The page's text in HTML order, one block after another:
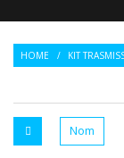
HOME / KIT